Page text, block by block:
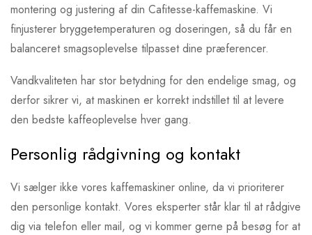
montering og justering af din Cafitesse-kaffemaskine. Vi
finjusterer bryggetemperaturen og doseringen, så du får en
balanceret smagsoplevelse tilpasset dine præferencer.
Vandkvaliteten har stor betydning for den endelige smag, og
derfor sikrer vi, at maskinen er korrekt indstillet til at levere
den bedste kaffeoplevelse hver gang.
Personlig rådgivning og kontakt
Vi sælger ikke vores kaffemaskiner online, da vi prioriterer
den personlige kontakt. Vores eksperter står klar til at rådgive
dig via telefon eller mail, og vi kommer gerne på besøg for at